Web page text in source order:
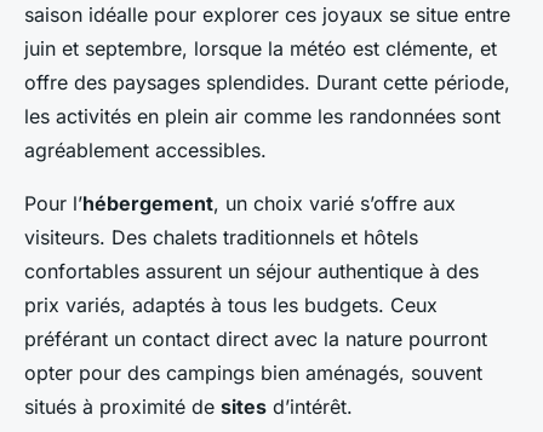
saison idéalle pour explorer ces joyaux se situe entre
juin et septembre, lorsque la météo est clémente, et
offre des paysages splendides. Durant cette période,
les activités en plein air comme les randonnées sont
agréablement accessibles.
Pour l’hébergement, un choix varié s’offre aux
visiteurs. Des chalets traditionnels et hôtels
confortables assurent un séjour authentique à des
prix variés, adaptés à tous les budgets. Ceux
préférant un contact direct avec la nature pourront
opter pour des campings bien aménagés, souvent
situés à proximité de sites d’intérêt.